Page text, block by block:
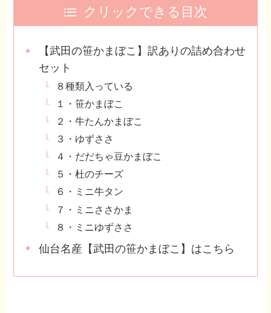
クリックできる目次
【武田の笹かまぼこ】訳ありの詰め合わせ
セット
８種類入っている
１・笹かまぼこ
２・牛たんかまぼこ
３・ゆずささ
４・だだちゃ豆かまぼこ
５・杜のチーズ
６・ミニ牛タン
７・ミニささかま
８・ミニゆずささ
仙台名産【武田の笹かまぼこ】はこちら